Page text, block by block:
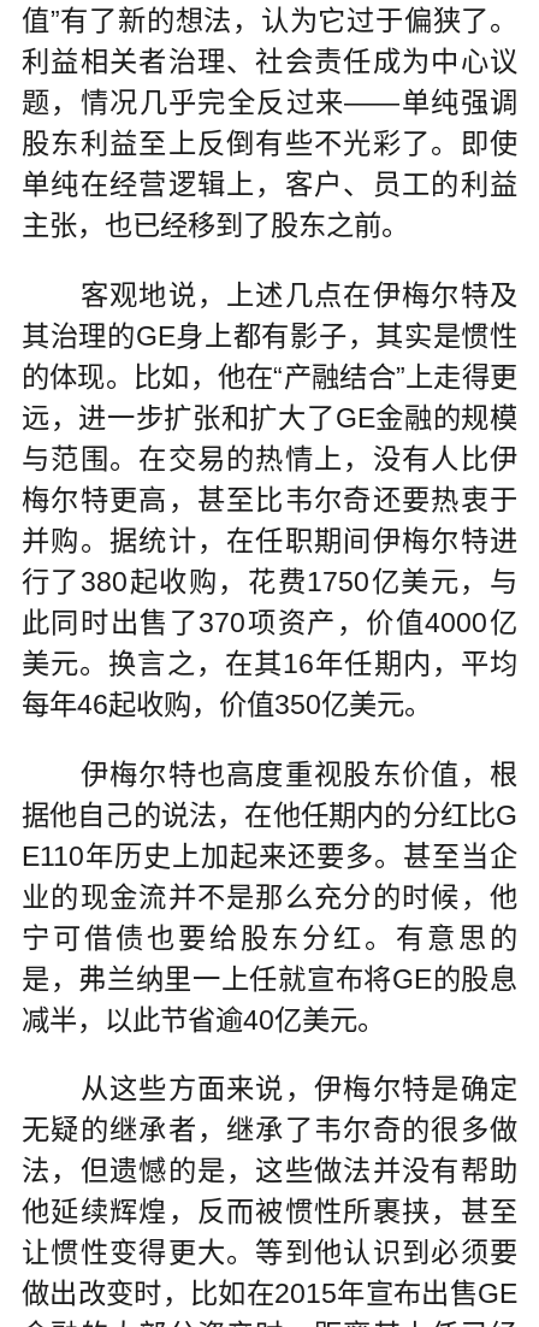
值”有了新的想法，认为它过于偏狭了。
利益相关者治理、社会责任成为中心议
题，情况几乎完全反过来——单纯强调
股东利益至上反倒有些不光彩了。即使
单纯在经营逻辑上，客户、员工的利益
主张，也已经移到了股东之前。
客观地说，上述几点在伊梅尔特及
其治理的GE身上都有影子，其实是惯性
的体现。比如，他在“产融结合”上走得更
远，进一步扩张和扩大了GE金融的规模
与范围。在交易的热情上，没有人比伊
梅尔特更高，甚至比韦尔奇还要热衷于
并购。据统计，在任职期间伊梅尔特进
行了380起收购，花费1750亿美元，与
此同时出售了370项资产，价值4000亿
美元。换言之，在其16年任期内，平均
每年46起收购，价值350亿美元。
伊梅尔特也高度重视股东价值，根
据他自己的说法，在他任期内的分红比G
E110年历史上加起来还要多。甚至当企
业的现金流并不是那么充分的时候，他
宁可借债也要给股东分红。有意思的
是，弗兰纳里一上任就宣布将GE的股息
减半，以此节省逾40亿美元。
从这些方面来说，伊梅尔特是确定
无疑的继承者，继承了韦尔奇的很多做
法，但遗憾的是，这些做法并没有帮助
他延续辉煌，反而被惯性所裹挟，甚至
让惯性变得更大。等到他认识到必须要
做出改变时，比如在2015年宣布出售GE